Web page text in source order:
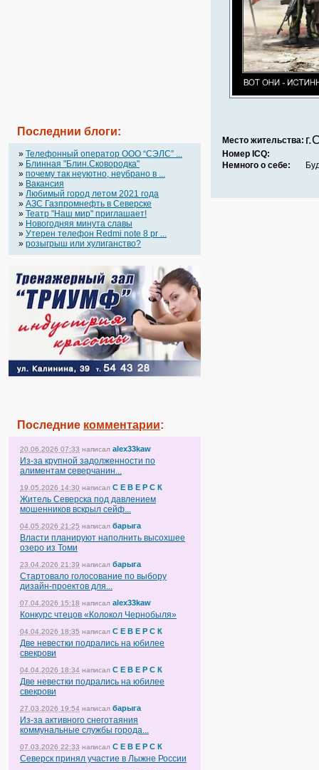
Последнии блоги:
» Телефонный оператор OOO “СЭЛС” ...
» Блинная "Блин.Сковородка"
» почему так неуютно, неубрано в ...
» Вакансия
» Любимый город летом 2021 года
» АЗС Газпромнефть в Северске
» Театр "Наш мир" приглашает!
» Новогодняя минута славы
» Утерен телефон Redmi note 8 pr ...
» розыгрыш или хулиганство?
Последние комментарии:
20.06.2026 07:33 написал alex33kaw
Из-за крупной задолженности по
алиментам северчанин...
19.05.2026 14:30 написал С Е В Е Р С К
Житель Северска под давлением
мошенников вскрыл сейф...
04.05.2026 21:25 написал барыга
Власти планируют наполнить высохшее
озеро из Томи
23.04.2026 21:39 написал барыга
Стартовало голосование по выбору
дизайн-проектов для...
07.04.2026 15:18 написал alex33kaw
Конкурс чтецов «Колокол Чернобыля»
04.04.2026 18:35 написал С Е В Е Р С К
Две невестки подрались на юбилее
свекрови
04.04.2026 18:34 написал С Е В Е Р С К
Две невестки подрались на юбилее
свекрови
27.03.2026 19:54 написал барыга
Из-за активного снеготаяния
коммунальные службы города...
07.03.2026 22:33 написал С Е В Е Р С К
Северск принял участие в Лыжне России
Место жительства:
Номер ICQ:
Немного о себе: